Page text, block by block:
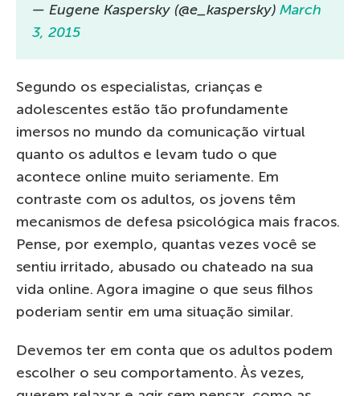
— Eugene Kaspersky (@e_kaspersky) March
3, 2015
Segundo os especialistas, crianças e
adolescentes estão tão profundamente
imersos no mundo da comunicação virtual
quanto os adultos e levam tudo o que
acontece online muito seriamente. Em
contraste com os adultos, os jovens têm
mecanismos de defesa psicológica mais fracos.
Pense, por exemplo, quantas vezes você se
sentiu irritado, abusado ou chateado na sua
vida online. Agora imagine o que seus filhos
poderiam sentir em uma situação similar.
Devemos ter em conta que os adultos podem
escolher o seu comportamento. Às vezes,